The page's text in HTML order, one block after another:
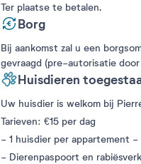
Ter plaatse te betalen.
Borg
Bij aankomst zal u een
gevraagd (pre-autorisatie door
Huisdieren
Uw huisdier is welkom bij
Tarieven: €15 per dag
- 1 huisdier per appartement -
- Dierenpaspoort en